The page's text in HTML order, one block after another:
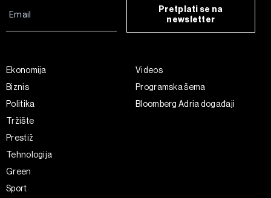
Pretplati se na
newsletter
Ekonomija
Biznis
Politika
Tržište
Prestiž
Tehnologija
Green
Sport
Videos
Programska šema
Bloomberg Adria događaji